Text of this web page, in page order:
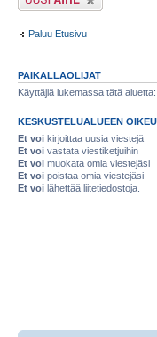
Paluu Etusivu
PAIKALLAOLIJAT
Käyttäjiä lukemassa tätä
KESKUSTELUALUEEN
Et voi kirjoittaa uusia viestejä
Et voi vastata viestiketjuihin
Et voi muokata omia viestejäsi
Et voi poistaa omia viestejäsi
Et voi lähettää liitetiedostoja.